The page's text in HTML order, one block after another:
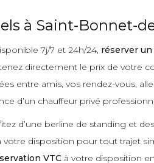
à Saint-Bonnet-
7j/7 et 24h/24, réserver
directement le prix de votre
entre amis, vos rendez-vous,
d’un chauffeur privé
d’une berline de standing et
votre disposition pour tout trajet
VTC à votre disposition